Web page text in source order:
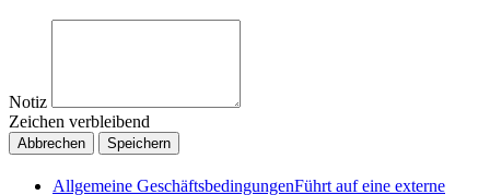
Notiz
Zeichen verbleibend
Abbrechen Speichern
Allgemeine GeschäftsbedingungenFührt auf eine externe